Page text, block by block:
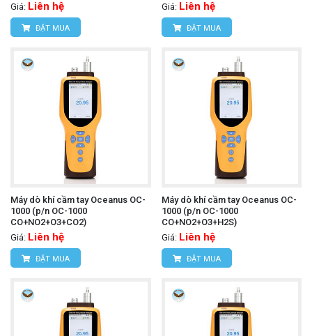
Giá: Liên hệ
ĐẶT MUA
Giá: Liên hệ
ĐẶT MUA
Máy dò khí cầm tay Oceanus OC-
1000 (p/n OC-1000
CO+NO2+O3+CO2)
Giá: Liên hệ
ĐẶT MUA
Máy dò khí cầm tay Oceanus OC-
1000 (p/n OC-1000
CO+NO2+O3+H2S)
Giá: Liên hệ
ĐẶT MUA